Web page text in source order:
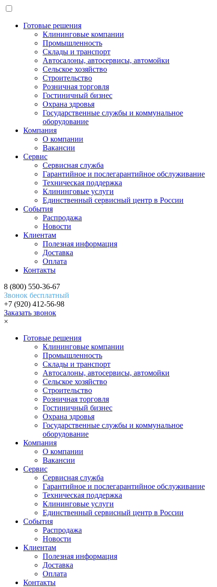
Готовые решения
Клининговые компании
Промышленность
Склады и транспорт
Автосалоны, автосервисы, автомойки
Сельское хозяйство
Строительство
Розничная торговля
Гостиничный бизнес
Охрана здровья
Государственные службы и коммунальное
оборудование
Компания
О компании
Вакансии
Сервис
Сервисная служба
Гарантийное и послегарантийное обслуживание
Техническая поддержка
Клининговые услуги
Единственный сервисный центр в России
События
Распродажа
Новости
Клиентам
Полезная информация
Доставка
Оплата
Контакты
8 (800) 550-36-67
Звонок бесплатный
+7 (920) 412-56-98
Заказать звонок
×
Готовые решения
Клининговые компании
Промышленность
Склады и транспорт
Автосалоны, автосервисы, автомойки
Сельское хозяйство
Строительство
Розничная торговля
Гостиничный бизнес
Охрана здровья
Государственные службы и коммунальное
оборудование
Компания
О компании
Вакансии
Сервис
Сервисная служба
Гарантийное и послегарантийное обслуживание
Техническая поддержка
Клининговые услуги
Единственный сервисный центр в России
События
Распродажа
Новости
Клиентам
Полезная информация
Доставка
Оплата
Контакты